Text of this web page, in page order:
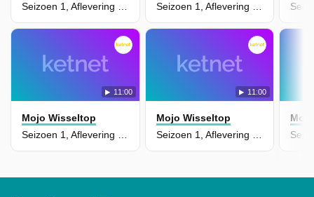
Seizoen 1, Aflevering 10 - Bryan De Dappere
Seizoen 1, Aflevering 8 - Cadeautje
11:00
Mojo Wisseltop
11:00
Mojo Wisseltop